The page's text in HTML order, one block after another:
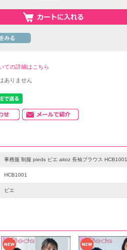
ての詳細はこちら
ありません
事務服 制服 pieds ピエ aitoz 長袖ブラウス HCB1001
HCB1001
ピエ